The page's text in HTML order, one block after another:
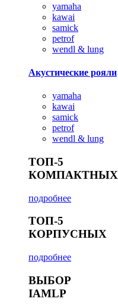
yamaha
kawai
samick
petrof
wendl & lung
Акустические рояли
yamaha
kawai
samick
petrof
wendl & lung
ТОП-5
КОМПАКТНЫХ
подробнее
ТОП-5
КОРПУСНЫХ
подробнее
ВЫБОР
IAMLP